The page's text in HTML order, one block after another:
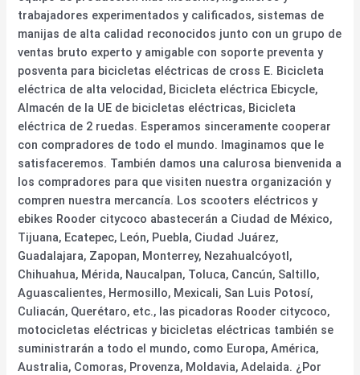
trabajadores experimentados y calificados, sistemas de
manijas de alta calidad reconocidos junto con un grupo de
ventas bruto experto y amigable con soporte preventa y
posventa para bicicletas eléctricas de cross E. Bicicleta
eléctrica de alta velocidad, Bicicleta eléctrica Ebicycle,
Almacén de la UE de bicicletas eléctricas, Bicicleta
eléctrica de 2 ruedas. Esperamos sinceramente cooperar
con compradores de todo el mundo. Imaginamos que le
satisfaceremos. También damos una calurosa bienvenida a
los compradores para que visiten nuestra organización y
compren nuestra mercancía. Los scooters eléctricos y
ebikes Rooder citycoco abastecerán a Ciudad de México,
Tijuana, Ecatepec, León, Puebla, Ciudad Juárez,
Guadalajara, Zapopan, Monterrey, Nezahualcóyotl,
Chihuahua, Mérida, Naucalpan, Toluca, Cancún, Saltillo,
Aguascalientes, Hermosillo, Mexicali, San Luis Potosí,
Culiacán, Querétaro, etc., las picadoras Rooder citycoco,
motocicletas eléctricas y bicicletas eléctricas también se
suministrarán a todo el mundo, como Europa, América,
Australia, Comoras, Provenza, Moldavia, Adelaida. ¿Por